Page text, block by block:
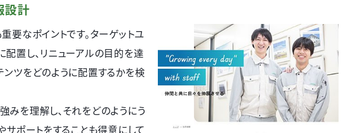
設計
要なポイントです。ターゲットユ
置し、リニューアルの目的を達
ツをどのように配置するかを検
を理解し、それをどのようにう
サポートをすることも得意にして